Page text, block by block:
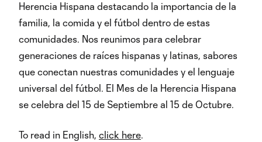
Herencia Hispana destacando la importancia de la
familia, la comida y el fútbol dentro de estas
comunidades. Nos reunimos para celebrar
generaciones de raíces hispanas y latinas, sabores
que conectan nuestras comunidades y el lenguaje
universal del fútbol. El Mes de la Herencia Hispana
se celebra del 15 de Septiembre al 15 de Octubre.
To read in English, click here.